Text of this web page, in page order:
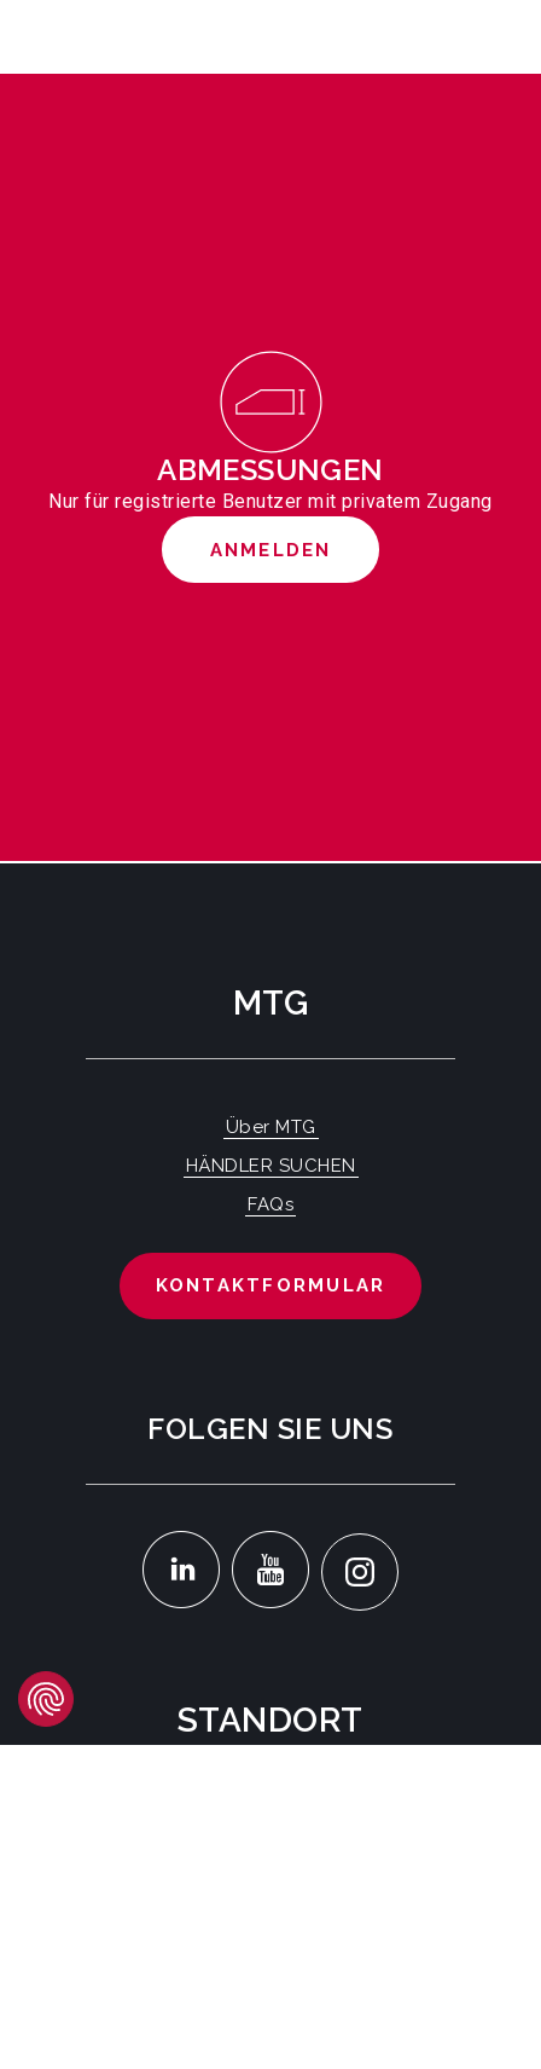
ABMESSUNGEN
Nur für registrierte Benutzer mit privatem Zugang
ANMELDEN
STANDORT
MTG
Über MTG
HÄNDLER SUCHEN
FAQs
KONTAKTFORMULAR
FOLGEN SIE UNS